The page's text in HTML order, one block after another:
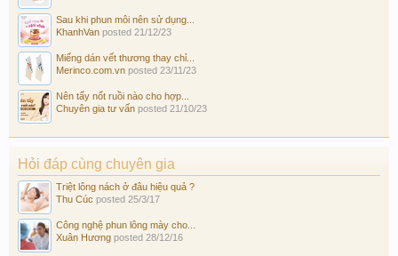
Sau khi phun môi nên sử dụng...
KhanhVan posted 21/12/23
Miếng dán vết thương thay chỉ...
Merinco.com.vn posted 23/11/23
Nên tẩy nốt ruồi nào cho hợp...
Chuyên gia tư vấn posted 21/10/23
Hỏi đáp cùng chuyên gia
Triệt lông nách ở đâu hiệu quả ?
Thu Cúc posted 25/3/17
Công nghệ phun lông mày cho...
Xuân Hương posted 28/12/16